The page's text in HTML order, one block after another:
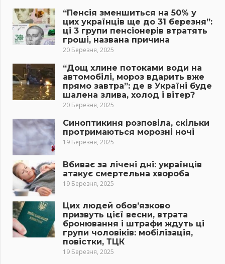
“Пенсія зменшиться на 50% у
цих українців ще до 31 березня”:
ці 3 групи пенсіонерів втратять
гроші, названа причина
20 Березня, 2025
“Дощ хлине потоками води на
автомобілі, мороз вдарить вже
прямо завтра”: де в Україні буде
шалена злива, холод і вітер?
20 Березня, 2025
Синоптикиня розповіла, скільки
протримаються морозні ночі
19 Березня, 2025
Вбиває за лічені дні: українців
атакує смертельна хвороба
19 Березня, 2025
Цих людей обов’язково
призвуть цієї весни, втрата
бронювання і штрафи ждуть ці
групи чоловіків: мобілізація,
повістки, ТЦК
19 Березня, 2025